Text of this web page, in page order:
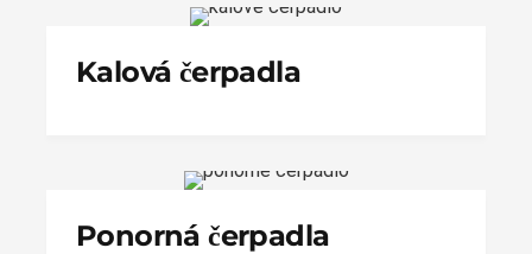
Kalová čerpadla
Ponorná čerpadla